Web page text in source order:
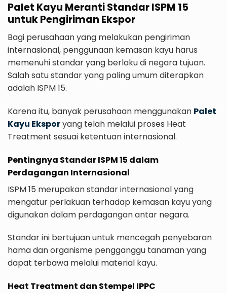
Palet Kayu Meranti Standar ISPM 15
untuk Pengiriman Ekspor
Bagi perusahaan yang melakukan pengiriman
internasional, penggunaan kemasan kayu harus
memenuhi standar yang berlaku di negara tujuan.
Salah satu standar yang paling umum diterapkan
adalah ISPM 15.
Karena itu, banyak perusahaan menggunakan Palet
Kayu Eksporyang telah melalui proses Heat
Treatment sesuai ketentuan internasional.
Pentingnya Standar ISPM 15 dalam
Perdagangan Internasional
ISPM 15 merupakan standar internasional yang
mengatur perlakuan terhadap kemasan kayu yang
digunakan dalam perdagangan antar negara.
Standar ini bertujuan untuk mencegah penyebaran
hama dan organisme pengganggu tanaman yang
dapat terbawa melalui material kayu.
Heat Treatment dan Stempel IPPC